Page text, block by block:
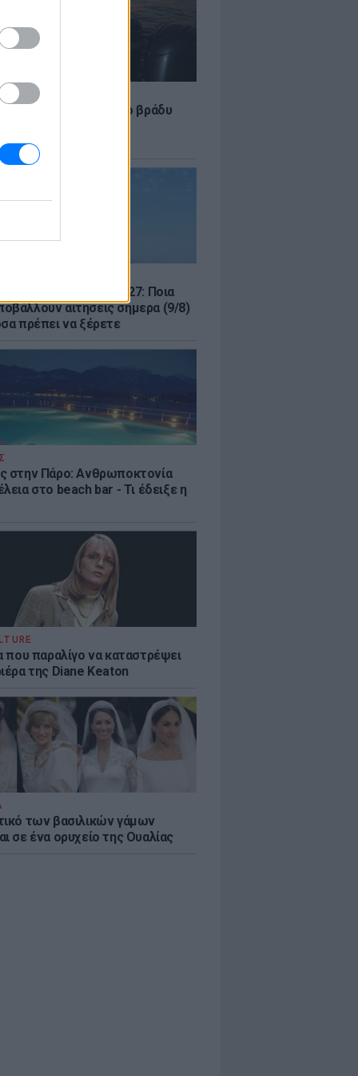
Τούνη: «Έβγαλα όλο το βράδυ
για Όλους 2026-2027: Ποια
αιτήσεις σήμερα (9/8)
πρέπει να ξέρετε
στην Πάρο: Ανθρωποκτονία
στο beach bar - Τι έδειξε η
που παραλίγο να καταστρέψει
της Diane Keaton
των βασιλικών γάμων
σε ένα ορυχείο της Ουαλίας